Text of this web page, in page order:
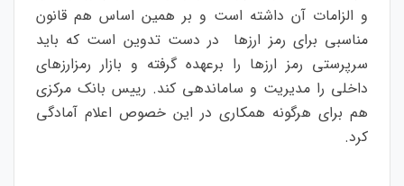
و الزامات آن داشته است و بر همین اساس هم قانون
مناسبی برای رمز ارزها در دست تدوین است که باید
سرپرستی رمز ارزها را برعهده گرفته و بازار رمزارزهای
داخلی را مدیریت و ساماندهی کند. رییس بانک مرکزی
هم برای هرگونه همکاری در این خصوص اعلام آمادگی
کرد.